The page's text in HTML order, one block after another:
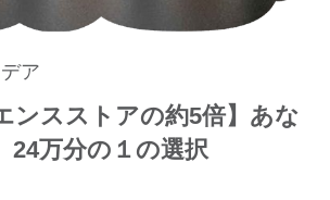
ア
ンスストアの約5倍】あな
24万分の１の選択